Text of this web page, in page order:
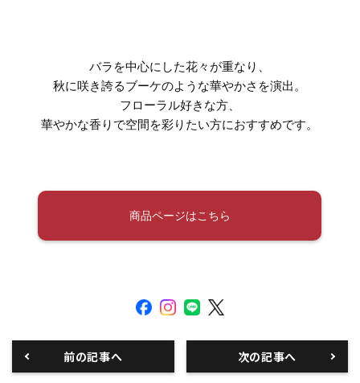
バラを中心にした花々が重なり、
秋に咲き誇るブーケのような華やかさを演出。
フローラル好きな方、
華やかな香りで空間を彩りたい方におすすめです。
商品ページはこちら
前の記事へ 次の記事へ